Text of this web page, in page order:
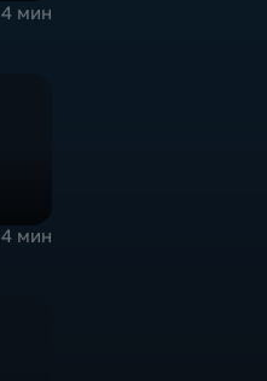
4 мин
4 мин